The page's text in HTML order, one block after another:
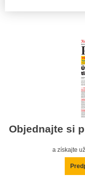
Objednajte si
a získajte